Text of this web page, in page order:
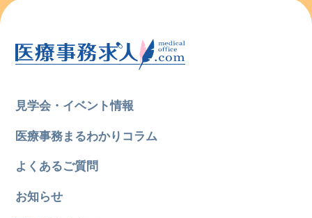
見学会・イベント情報
医療事務まるわかりコラム
よくあるご質問
お知らせ